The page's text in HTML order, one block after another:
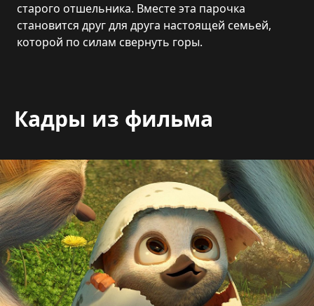
старого отшельника. Вместе эта парочка
становится друг для друга настоящей семьей,
которой по силам свернуть горы.
Кадры из фильма